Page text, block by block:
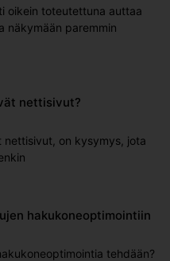
oikein toteutettuna auttaa
näkymään paremmin
nettisivut?
nettisivut, on kysymys, jota
hakukoneoptimointiin
tehdään?